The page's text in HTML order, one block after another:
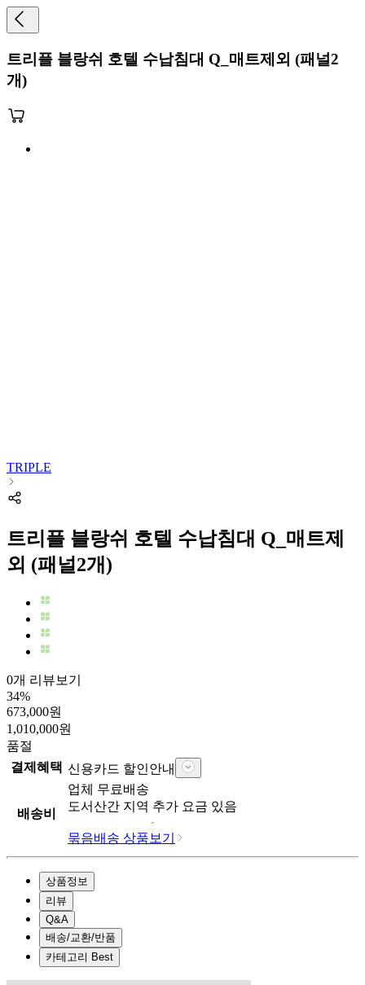
트리플 블랑쉬 호텔 수납침대 Q_매트제외 (패널2
개)
TRIPLE
트리플 블랑쉬 호텔 수납침대 Q_매트제
외 (패널2개)
0개 리뷰보기
34%
673,000원
1,010,000원
품절
결제혜택 신용카드 할인안내
배송비
업체 무료배송
도서산간 지역 추가 요금 있음
묶음배송 상품보기
상품정보
리뷰
Q&A
배송/교환/반품
카테고리 Best